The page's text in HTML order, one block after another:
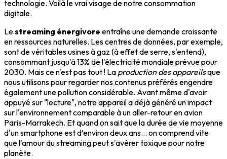
technologie. Voilà le vrai visage de notre consommation
digitale.
Lestreaming énergivore entraîne une demande croissante
en ressources naturelles. Les centres de données, par exemple,
sont de véritables usines à gaz (à effet de serre, s'entend),
consommant jusqu'à 13% de l'électricité mondiale prévue pour
2030. Mais ce n'est pas tout ! La production des appareilsque
nous utilisons pour regarder nos contenus préférés engendre
également une pollution considérable. Avant même d'avoir
appuyé sur "lecture", notre appareil a déjà généré un impact
sur l'environnement comparable à un aller-retour en avion
Paris-Marrakech. Et quand on sait que la durée de vie moyenne
d'un smartphone est d’environ deux ans... on comprend vite
que l'amour du streaming peut s'avérer toxique pour notre
planète.